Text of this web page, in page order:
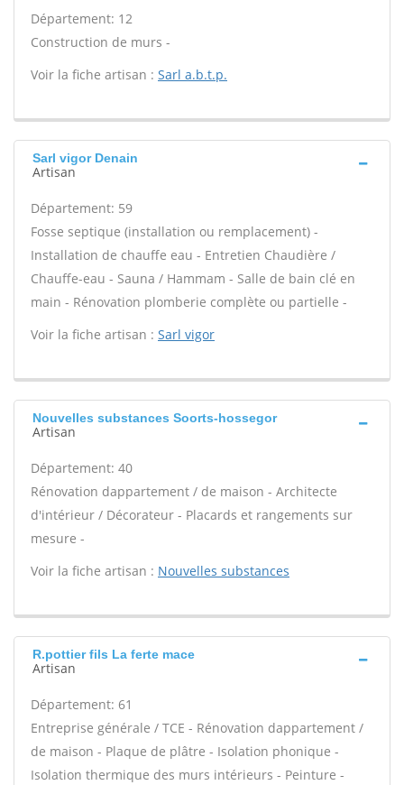
Département: 12
Construction de murs -
Voir la fiche artisan : Sarl a.b.t.p.
Sarl vigor Denain
Artisan
Département: 59
Fosse septique (installation ou remplacement) -
Installation de chauffe eau - Entretien Chaudière /
Chauffe-eau - Sauna / Hammam - Salle de bain clé en
main - Rénovation plomberie complète ou partielle -
Voir la fiche artisan : Sarl vigor
Nouvelles substances Soorts-hossegor
Artisan
Département: 40
Rénovation dappartement / de maison - Architecte
d'intérieur / Décorateur - Placards et rangements sur
mesure -
Voir la fiche artisan : Nouvelles substances
R.pottier fils La ferte mace
Artisan
Département: 61
Entreprise générale / TCE - Rénovation dappartement /
de maison - Plaque de plâtre - Isolation phonique -
Isolation thermique des murs intérieurs - Peinture -